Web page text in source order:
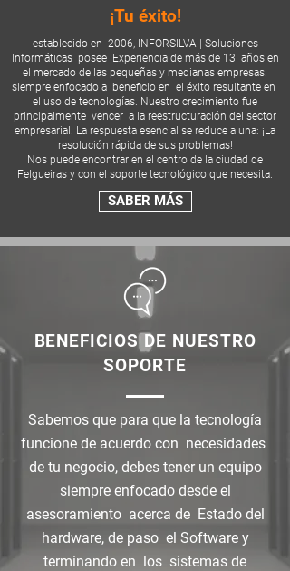
¡Tu éxito!
establecido en 2006, INFORSILVA | Soluciones
Informáticas posee Experiencia de más de 13 años en
el mercado de las pequeñas y medianas empresas.
siempre enfocado a beneficio en el éxito resultante en
el uso de tecnologías. Nuestro crecimiento fue
principalmente vencer a la reestructuración del sector
empresarial. La respuesta esencial se reduce a una: ¡La
resolución rápida de sus problemas!
Nos puede encontrar en el centro de la ciudad de
Felgueiras y con el soporte tecnológico que necesita.
SABER MÁS
BENEFICIOS DE NUESTRO
SOPORTE
Sabemos que para que la tecnología
funcione de acuerdo con necesidades
de tu negocio, debes tener un equipo
siempre enfocado desde el
asesoramiento acerca de Estado del
hardware, de paso el Software y
terminando en los sistemas de